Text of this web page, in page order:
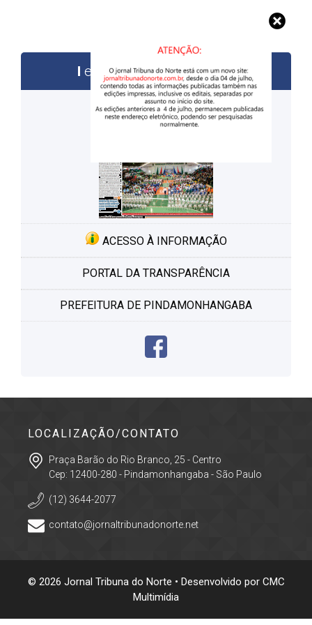
edições anteriores
ACESSO À INFORMAÇÃO
PORTAL DA TRANSPARÊNCIA
PREFEITURA DE PINDAMONHANGABA
LOCALIZAÇÃO/CONTATO
Praça Barão do Rio Branco, 25 - Centro
Cep: 12400-280 - Pindamonhangaba - São Paulo
(12) 3644-2077
contato@jornaltribunadonorte.net
© 2026 Jornal Tribuna do Norte • Desenvolvido por CMC
Multimídia